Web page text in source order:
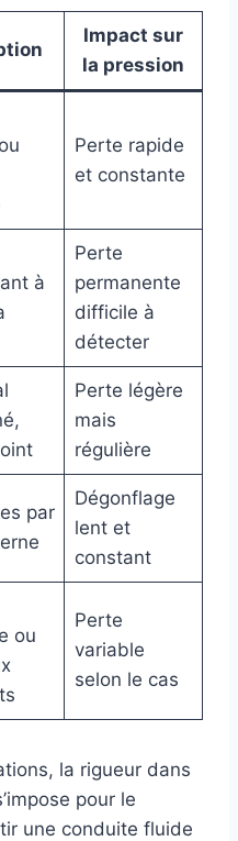
Impact sur
la pression
Perte rapide
et constante
à
Perte
permanente
difficile à
détecter
Perte légère
mais
régulière
par
Dégonflage
lent et
constant
ou
Perte
variable
selon le cas
la rigueur dans
pour le
une conduite fluide